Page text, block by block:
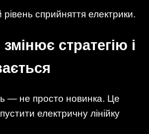
сприйняття електрики.
стратегію і
— не просто новинка. Це
електричну лінійку